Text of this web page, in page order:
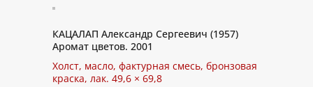
КАЦАЛАП Александр Сергеевич (1957)
Аромат цветов. 2001
Холст, масло, фактурная смесь, бронзовая
краска, лак. 49,6 × 69,8